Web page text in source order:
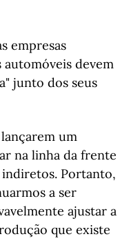
empresas
devem
junto dos seus
um
na linha da frente
Portanto,
a ser
ajustar a
que existe